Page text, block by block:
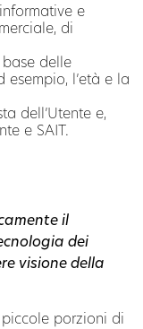
e
di
delle
l’età e la
dell’Utente e,
e SAIT.
il
dei
visione della
porzioni di